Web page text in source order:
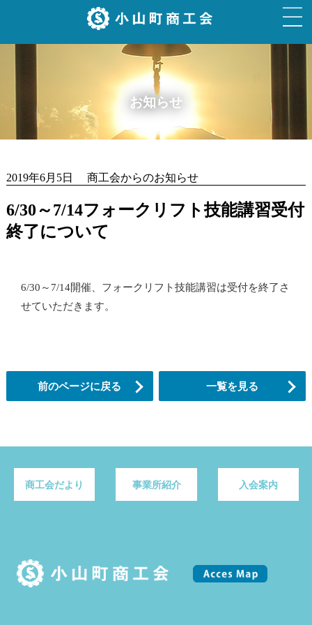
お知らせ
2019年6月5日 商工会からのお知らせ
6/30～7/14フォークリフト技能講習受付
終了について
6/30～7/14開催、フォークリフト技能講習は受付を終了さ
せていただきます。
前のページに戻る 一覧を見る
商工会だより 事業所紹介 入会案内